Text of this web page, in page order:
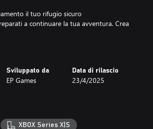
il tuo rifugio sicuro
a continuare la tua avventura. Crea
tuoi animali, o persino cucina per
su un'isola impazzita a causa della
delle creature dell'isola, ma procedi
risorse, difenditi e cerca la guida dei
questo mondo magico.
Sviluppato da
EP Games
Data di rilascio
23/4/2025
XBOX Series X|S